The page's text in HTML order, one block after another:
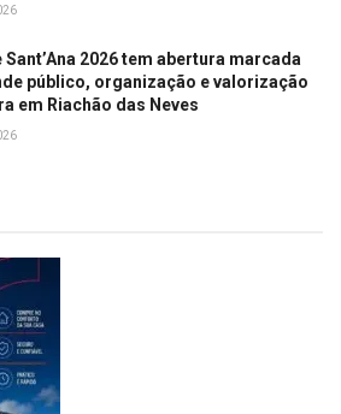
Sant’Ana 2026 tem abertura marcada
público, organização e valorização
em Riachão das Neves